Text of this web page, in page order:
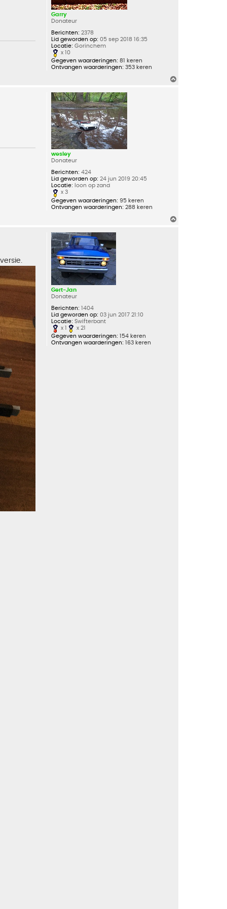
Garry
Donateur
Berichten: 2378
Lid geworden op: 05 sep 2018 16:35
Locatie: Gorinchem
x 10
Gegeven waarderingen: 81 keren
Ontvangen waarderingen: 353 keren
wesley
Donateur
Berichten: 424
Lid geworden op: 24 jun 2019 20:45
Locatie: loon op zand
x 3
Gegeven waarderingen: 95 keren
Ontvangen waarderingen: 288 keren
Gert-Jan
Donateur
Berichten: 1404
Lid geworden op: 03 jun 2017 21:10
Locatie: Swifterbant
x 1
x 21
Gegeven waarderingen:
154 keren
Ontvangen waarderingen:
163 keren